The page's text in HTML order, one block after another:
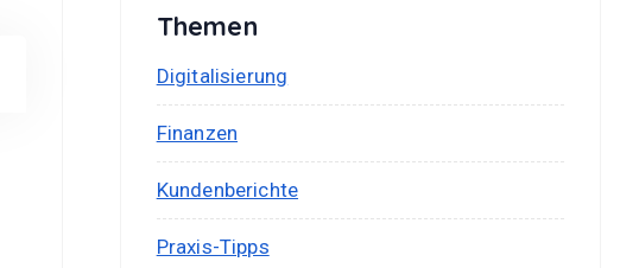
Themen
Digitalisierung
Finanzen
Kundenberichte
Praxis-Tipps